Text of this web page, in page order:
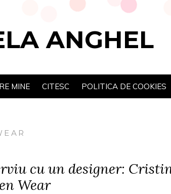
ANGHEL
MINE CITESC POLITICA DE COOKIES
cu un designer:
Wear